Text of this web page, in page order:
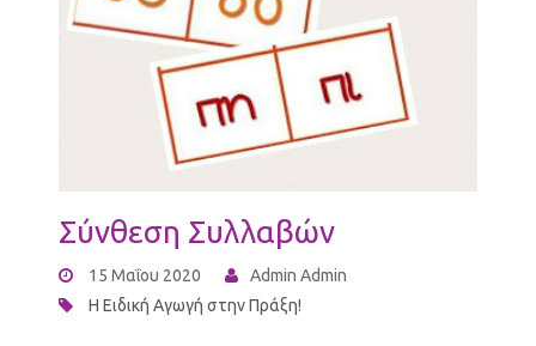
Σύνθεση Συλλαβών
15 Μαΐου 2020
Admin Admin
Η Ειδική Αγωγή στην Πράξη!